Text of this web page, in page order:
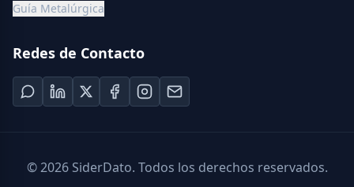
Guía Metalúrgica
Redes de Contacto
©2026SiderDato. Todos los derechos reservados.